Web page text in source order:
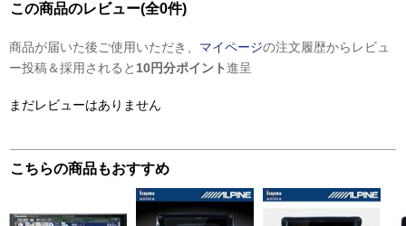
この商品のレビュー(全0件)
商品が届いた後ご使用いただき、 マイページの注文履歴からレビュ
ー投稿＆採用されると 10円分ポイント進呈
まだレビューはありません
こちらの商品もおすすめ